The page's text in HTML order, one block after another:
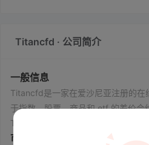
Titancfd · 公司简介
一般信息
Titancfd是一家在爱沙尼亚注册的在
于指数、股票、商品和 etf 的差价合
Titancfd未经任何监管机构授权或监
市场工具